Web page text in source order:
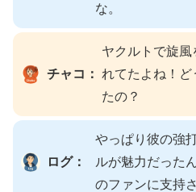
な。
チャコ：
ヤクルトで旋
れてたよね！
たの？
ログ：
やっぱり彼の強
ルが魅力だった
のファンに支持